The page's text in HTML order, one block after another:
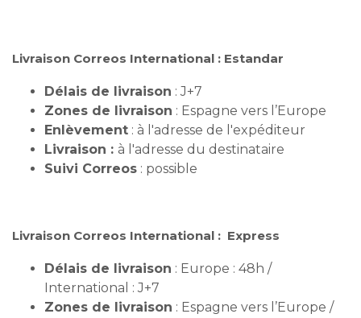
Livraison Correos International : Estandar
Délais de livraison : J+7
Zones de livraison : Espagne vers l’Europe
Enlèvement : à l'adresse de l'expéditeur
Livraison : à l'adresse du destinataire
Suivi Correos : possible
Livraison Correos International : Express
Délais de livraison : Europe : 48h /
International : J+7
Zones de livraison : Espagne vers l’Europe /